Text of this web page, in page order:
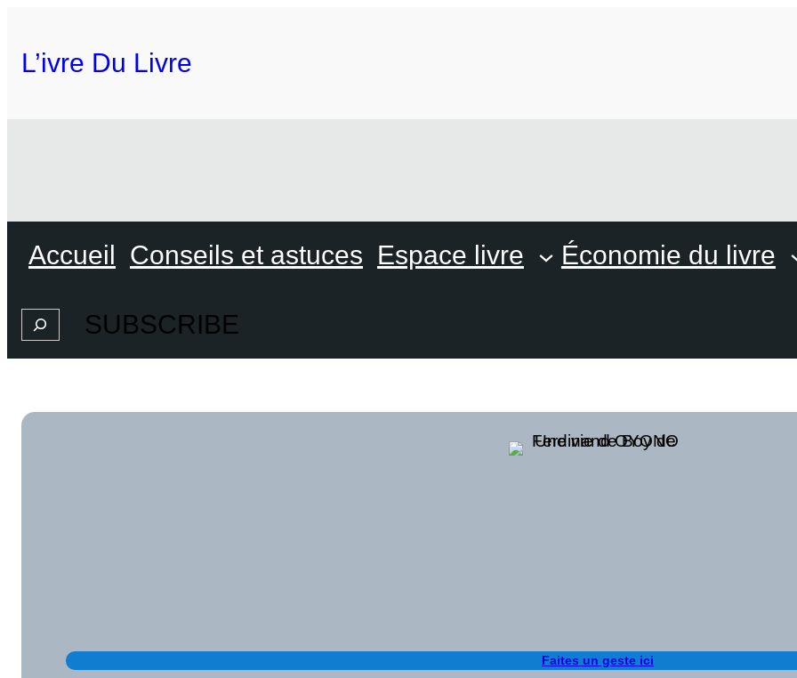
L’ivre Du Livre
Accueil Conseils et astuces Espace livre Économie du livre
SearchSUBSCRIBE
Faites un geste ici